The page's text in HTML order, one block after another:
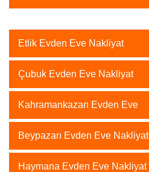
Etlik Evden Eve Nakliyat
Çubuk Evden Eve Nakliyat
Kahramankazan Evden Eve
Beypazarı Evden Eve Nakliyat
Haymana Evden Eve Nakliyat